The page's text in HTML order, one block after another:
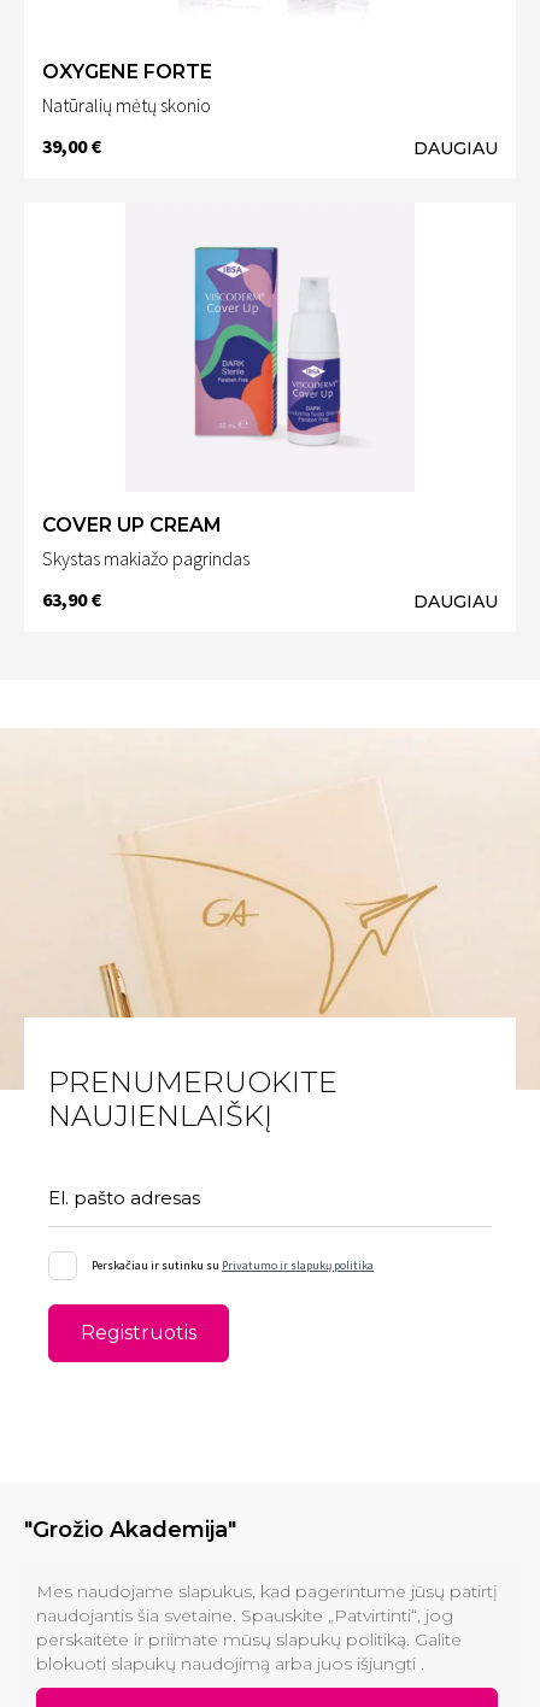
OXYGENE FORTE
Natūralių mėtų skonio
39,00 €
DAUGIAU
COVER UP CREAM
Skystas makiažo pagrindas
63,90 €
DAUGIAU
PRENUMERUOKITE
NAUJIENLAIŠKĮ
El. pašto adresas
Perskačiau ir sutinku su Privatumo ir slapukų politika
Registruotis
"Grožio Akademija"
Klinikos
Informacija pirkėjams
Mes naudojame slapukus, kad pagerintume jūsų patirtį
naudojantis šia svetaine. Spauskite „Patvirtinti“, jog
perskaitėte ir priimate mūsų slapukų politiką. Galite
blokuoti slapukų naudojimą arba juos išjungti .